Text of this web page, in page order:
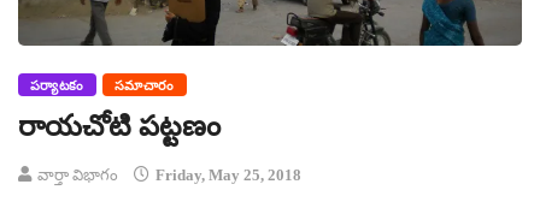
పర్యాటకం సమాచారం
రాయచోటి పట్టణం
వార్తా విభాగం Friday, May 25, 2018